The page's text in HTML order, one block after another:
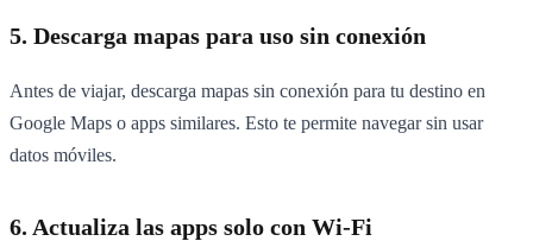
5. Descarga mapas para uso sin conexión
Antes de viajar, descarga mapas sin conexión para tu destino en
Google Maps o apps similares. Esto te permite navegar sin usar
datos móviles.
6. Actualiza las apps solo con Wi-Fi